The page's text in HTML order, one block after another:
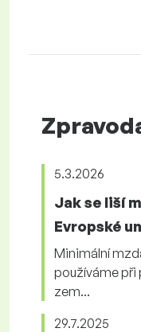
5.3.2026
Jak se liší
Evropské
Minimální
používáme při
zem...
29.7.2025